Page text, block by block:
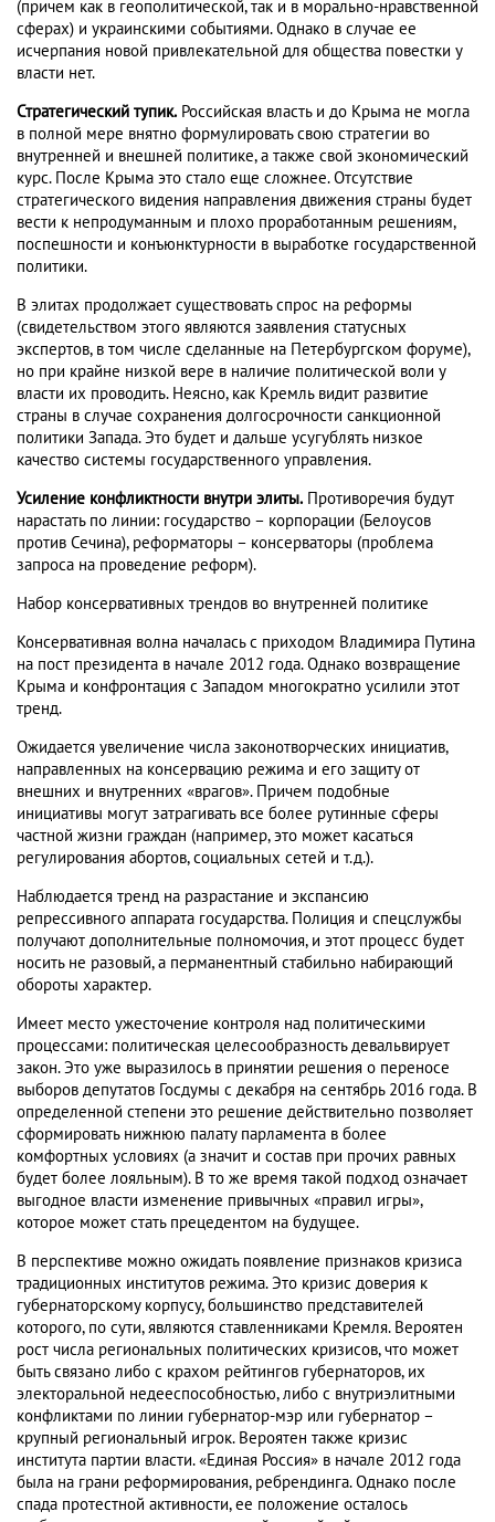
(причем как в геополитической, так и в морально-нравственной
сферах) и украинскими событиями. Однако в случае ее
исчерпания новой привлекательной для общества повестки у
власти нет.
Стратегический тупик. Российская власть и до Крыма не могла
в полной мере внятно формулировать свою стратегии во
внутренней и внешней политике, а также свой экономический
курс. После Крыма это стало еще сложнее. Отсутствие
стратегического видения направления движения страны будет
вести к непродуманным и плохо проработанным решениям,
поспешности и конъюнктурности в выработке государственной
политики.
В элитах продолжает существовать спрос на реформы
(свидетельством этого являются заявления статусных
экспертов, в том числе сделанные на Петербургском форуме),
но при крайне низкой вере в наличие политической воли у
власти их проводить. Неясно, как Кремль видит развитие
страны в случае сохранения долгосрочности санкционной
политики Запада. Это будет и дальше усугублять низкое
качество системы государственного управления.
Усиление конфликтности внутри элиты. Противоречия будут
нарастать по линии: государство – корпорации (Белоусов
против Сечина), реформаторы – консерваторы (проблема
запроса на проведение реформ).
Набор консервативных трендов во внутренней политике
Консервативная волна началась с приходом Владимира Путина
на пост президента в начале 2012 года. Однако возвращение
Крыма и конфронтация с Западом многократно усилили этот
тренд.
Ожидается увеличение числа законотворческих инициатив,
направленных на консервацию режима и его защиту от
внешних и внутренних «врагов». Причем подобные
инициативы могут затрагивать все более рутинные сферы
частной жизни граждан (например, это может касаться
регулирования абортов, социальных сетей и т.д.).
Наблюдается тренд на разрастание и экспансию
репрессивного аппарата государства. Полиция и спецслужбы
получают дополнительные полномочия, и этот процесс будет
носить не разовый, а перманентный стабильно набирающий
обороты характер.
Имеет место ужесточение контроля над политическими
процессами: политическая целесообразность девальвирует
закон. Это уже выразилось в принятии решения о переносе
выборов депутатов Госдумы с декабря на сентябрь 2016 года. В
определенной степени это решение действительно позволяет
сформировать нижнюю палату парламента в более
комфортных условиях (а значит и состав при прочих равных
будет более лояльным). В то же время такой подход означает
выгодное власти изменение привычных «правил игры»,
которое может стать прецедентом на будущее.
В перспективе можно ожидать появление признаков кризиса
традиционных институтов режима. Это кризис доверия к
губернаторскому корпусу, большинство представителей
которого, по сути, являются ставленниками Кремля. Вероятен
рост числа региональных политических кризисов, что может
быть связано либо с крахом рейтингов губернаторов, их
электоральной недееспособностью, либо с внутриэлитными
конфликтами по линии губернатор-мэр или губернатор –
крупный региональный игрок. Вероятен также кризис
института партии власти. «Единая Россия» в начале 2012 года
была на грани реформирования, ребрендинга. Однако после
спада протестной активности, ее положение осталось